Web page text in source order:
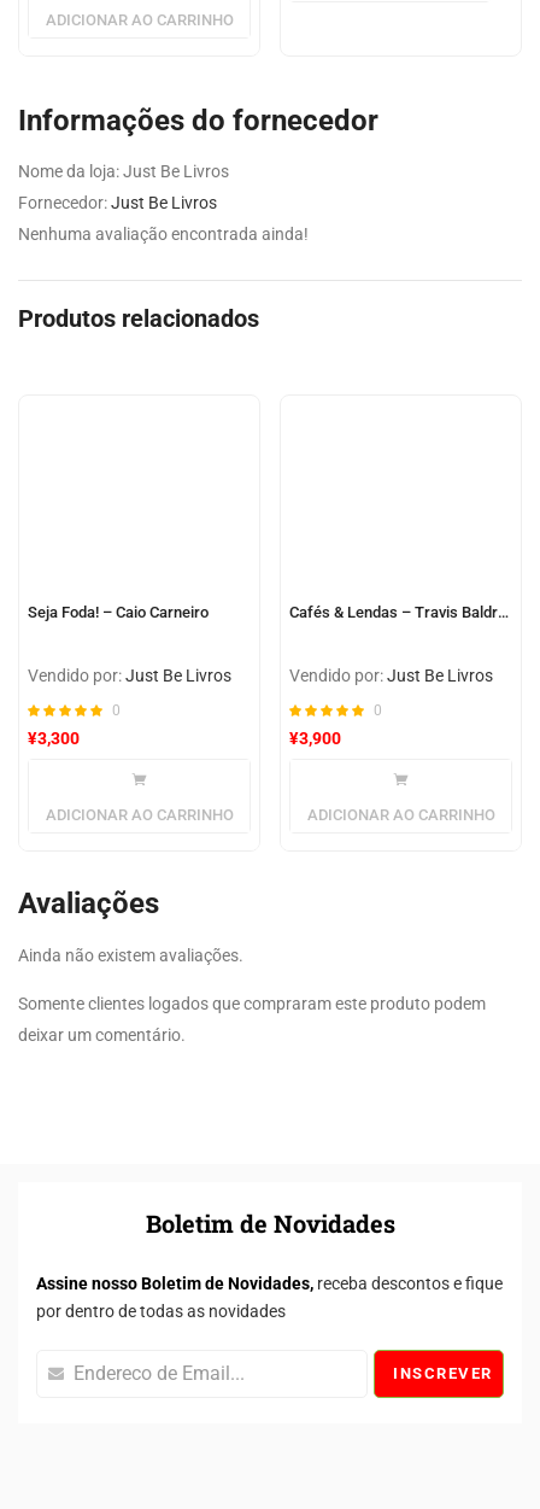
ADICIONAR AO CARRINHO
Informações do fornecedor
Nome da loja:Just Be Livros
Fornecedor:Just Be Livros
Nenhuma avaliação encontrada ainda!
Produtos relacionados
Seja Foda! – Caio Carneiro
Vendido por:Just Be Livros
0
¥3,300
ADICIONAR AO CARRINHO
Cafés & Lendas – Travis Baldree
Vendido por:Just Be Livros
0
¥3,900
ADICIONAR AO CARRINHO
Avaliações
Ainda não existem avaliações.
Somente clientes logados que compraram este produto podem
deixar um comentário.
Boletim de Novidades
Assine nosso Boletim de Novidades, receba descontos e fique
por dentro de todas as novidades
INSCREVER